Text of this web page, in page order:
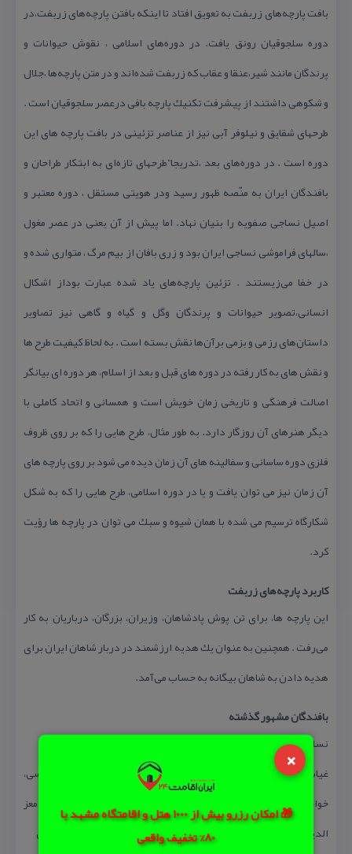
×
🎁 امکان رزرو بیش از 1000 هتل و اقامتگاه مشهد با
80% تخفیف واقعی
بافت‌ پارچه‌های‌ زربفت به‌ تعویق‌ افتاد تا اینكه‌ بافتن‌ پارچه‌های‌ زربفت،در
دوره‌ سلجوقیان‌ رونق‌ یافت‌. در دوره‌های‌ اسلامی‌ ، نقوش‌ حیوانات‌ و
پرندگان‌ مانند شیر،عنقا و عقاب‌ كه‌ زربفت‌ شده‌اند و در متن‌ پارچه‌ها ،جلال‌
و شكوهی‌ داشتند از پیشرفت‌ تكنیك‌ پارچه‌ بافی‌ درعصر سلجوقیان‌ است‌ .
طرحهای‌ شقایق‌ و نیلوفر آبی‌ نیز از عناصر تزئینی‌ در بافت‌ پارچه‌ های‌ این‌
دوره‌ است‌ . در دوره‌های‌ بعد ،تدریجا”طرحهای‌ تازه‌ای‌ به‌ ابتكار طراحان‌ و
بافندگان‌ ایران‌ به‌ منّصه‌ ظهور رسید ودر هویتی‌ مستقل‌ ، دوره‌ معتبر و
اصیل‌ نساجی‌ صفویه‌ را بنیان‌ نهاد. اما پیش‌ از آن‌ یعنی‌ در عصر مغول‌
،سالهای‌ فراموشی‌ نساجی‌ ایران‌ بود و زری‌ بافان‌ از بیم‌ مرگ‌ ، متواری‌ شده‌ و
در خفا می‌زیستند . تزئین‌ پارچه‌های‌ یاد شده‌ عبارت‌ بوداز اشكال‌
انسانی‌،تصویر حیوانات‌ و پرندگان‌ وگل‌ و گیاه‌ و گاهی‌ نیز تصاویر
داستان‌های‌ رزمی‌ و بزمی‌ برآن‌ها نقش‌ بسته‌ است‌ . به لحاظ كیفیت طرح ها
و نقش های به كار رفته در دوره های قبل و بعد از اسلام، هر دوره ای بیانگر
اصالت فرهنگی و تاریخی زمان خویش است و همسانی و اتحاد كاملی با
دیگر هنرهای آن روزگار دارد. به طور مثال، طرح هایی را كه بر روی ظروف
فلزی دوره ساسانی و سفالینه های آن زمان دیده می شود بر روی پارچه های
آن زمان نیز می توان یافت و یا در دوره اسلامی، طرح هایی را كه به شكل
شكارگاه ترسیم می شده با همان شیوه و سبك می توان در پارچه ها رؤیت
كرد.
كاربرد پارچه‌های زربفت
این‌ پارچه‌ ها، برای‌ تن‌ پوش‌ پادشاهان، وزیران، بزرگان، درباریان‌ به‌ كار
می‌رفت‌ . همچنین به عنوان یك هدیه ارزشمند در دربار شاهان ایران برای
هدیه دادن به شاهان بیگانه به حساب می‌آمد.
بافندگان مشهور گذشته
نساجان‌ و بافندگان‌ مشهور این‌ عهد ،عبارت‌ بودند از:
غیاث، عبدالله بن غیاث، ابن محمد، معزالدین، ابن غیاث، عیسی عباسی،
خواجه قیاس الدین علی نقشبند، حسن بن غیاث، یحیی بن غیاث، معز
الدین غیاث، آبان محمد، محمد خان كاشی، علی خان كاشی، اسماعیل كاشی